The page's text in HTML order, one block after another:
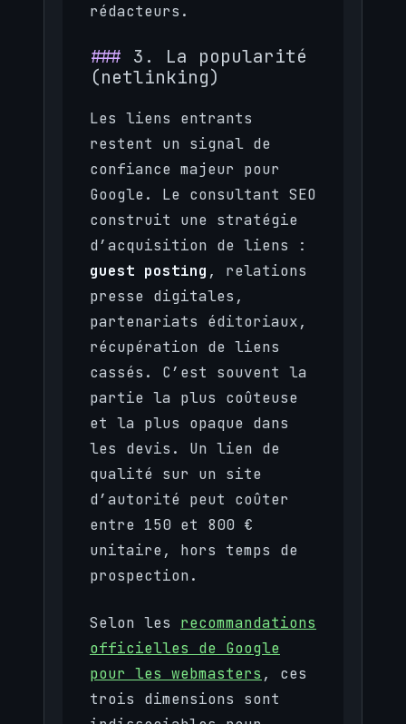
rédacteurs.
3. La popularité
(netlinking)
Les liens entrants
restent un signal de
confiance majeur pour
Google. Le consultant SEO
construit une stratégie
d’acquisition de liens :
guest posting , relations
presse digitales,
partenariats éditoriaux,
récupération de liens
cassés. C’est souvent la
partie la plus coûteuse
et la plus opaque dans
les devis. Un lien de
qualité sur un site
d’autorité peut coûter
entre 150 et 800 €
unitaire, hors temps de
prospection.
Selon les recommandations
officielles de Google
pour les webmasters , ces
trois dimensions sont